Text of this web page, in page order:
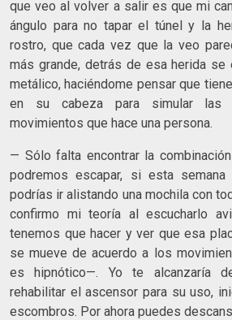
que veo al volver a salir es que mi
ángulo para no tapar el túnel y la
rostro, que cada vez que la veo
más grande, detrás de esa herida se
metálico, haciéndome pensar que
en su cabeza para simular las
movimientos que hace una persona.
— Sólo falta encontrar la
podremos escapar, si esta
podrías ir alistando una mochila con
confirmo mi teoría al escucharlo
tenemos que hacer y ver que esa
se mueve de acuerdo a los
es hipnótico—. Yo te alcanzaría
rehabilitar el ascensor para su uso,
escombros. Por ahora puedes